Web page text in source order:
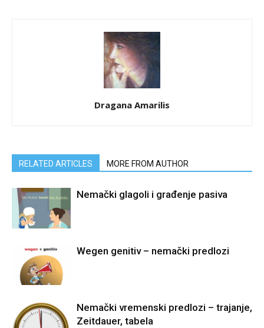
Dragana Amarilis
RELATED ARTICLES MORE FROM AUTHOR
Nemački glagoli i građenje pasiva
Wegen genitiv – nemački predlozi
Nemački vremenski predlozi – trajanje,
Zeitdauer, tabela